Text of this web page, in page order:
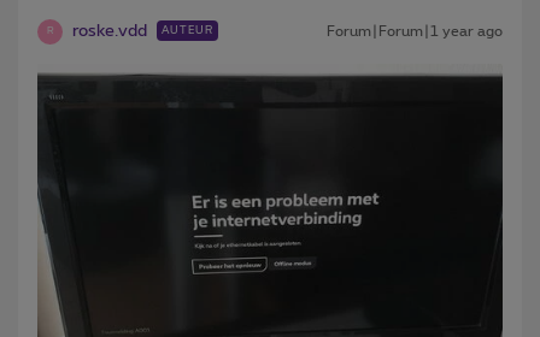
R roske.vdd AUTEUR Forum|Forum|1 year ago